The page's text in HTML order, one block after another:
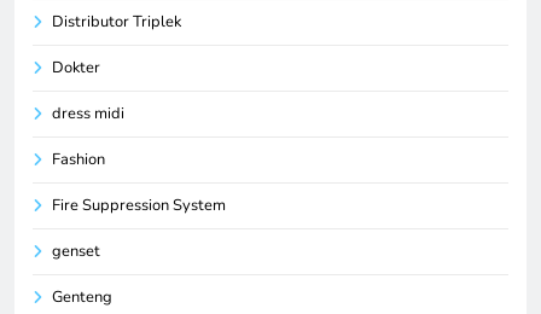
Distributor Triplek
Dokter
dress midi
Fashion
Fire Suppression System
genset
Genteng